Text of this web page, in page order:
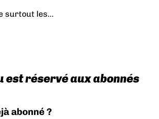
surtout les...
est réservé aux abonnés
abonné ?